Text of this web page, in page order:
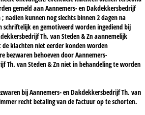
gemeld aan Aannemers- en Dakdekkersbedrijf
; nadien kunnen nog slechts binnen 2 dagen na
schriftelijk en gemotiveerd worden ingediend bij
Th. van Steden & Zn aannemelijk
klachten niet eerder konden worden
bezwaren behoeven door Aannemers-
Th. van Steden & Zn niet in behandeling te worden
bij Aannemers- en Dakdekkersbedrijf Th. van
recht betaling van de factuur op te schorten.